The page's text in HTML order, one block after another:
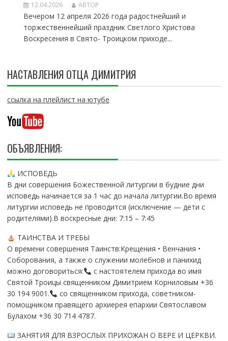
12.04.2026 АВТОР
Вечером 12 апреля 2026 года радостнейший и
торжественнейший праздник Светлого Христова
Воскресения в Свято- Троицком приходе...
НАСТАВЛЕНИЯ ОТЦА ДИМИТРИЯ
ссылка на плейлист на ютубе
ОБЪЯВЛЕНИЯ:
ИСПОВЕДЬ
В дни совершения Божественной литургии в будние дни
исповедь начинается за 1 час до начала литургии.Во время
литургии исповедь не проводится (исключение — дети с
родителями).В воскресные дни: 7:15 – 7:45
ТАИНСТВА И ТРЕБЫ
О времени совершения Таинств:Крещения • Венчания •
Соборования, а также о служении молебнов и панихид
можно договориться:
с настоятелем прихода во имя
Святой Троицы священником Димитрием Корниловым +36
30 194 9001.
со священником прихода, советником-
помощником правящего архиерея епархии Святославом
Булахом +36 30 714 4787.
ЗАНЯТИЯ ДЛЯ ВЗРОСЛЫХ ПРИХОЖАН О ВЕРЕ И ЦЕРКВИ.